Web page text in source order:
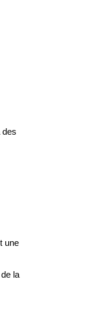
des
une
la